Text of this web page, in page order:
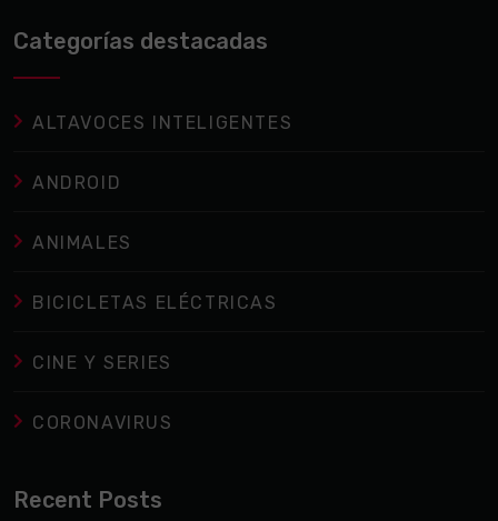
Categorías destacadas
ALTAVOCES INTELIGENTES
ANDROID
ANIMALES
BICICLETAS ELÉCTRICAS
CINE Y SERIES
CORONAVIRUS
Recent Posts